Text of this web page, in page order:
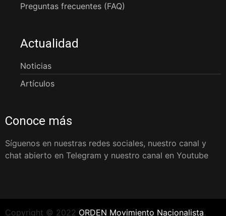
Preguntas frecuentes (FAQ)
Actualidad
Noticias
Artículos
Conoce más
Síguenos en nuestras redes sociales, nuestro canal y
chat abierto en Telegram y nuestro canal en Youtube
Copyright © 2022 ORDEN Movimiento Nacionalista.